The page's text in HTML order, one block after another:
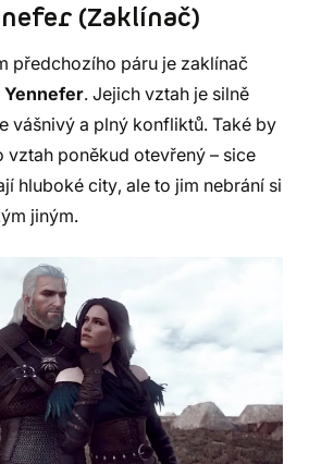
(Zaklínač)
předchozího páru je zaklínač
Yennefer. Jejich vztah je silně
vášnivý a plný konfliktů. Také by
vztah poněkud otevřený – sice
hluboké city, ale to jim nebrání si
jiným.